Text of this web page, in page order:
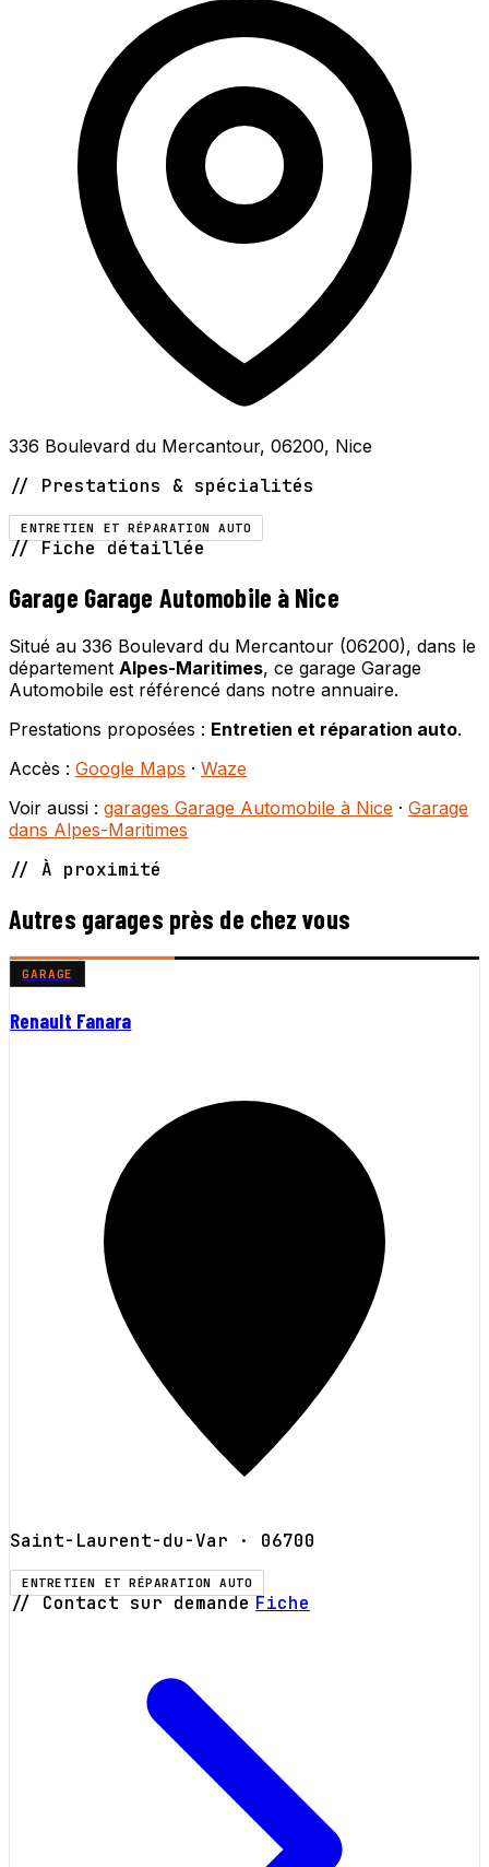
336 Boulevard du Mercantour, 06200, Nice
// Prestations & spécialités
ENTRETIEN ET RÉPARATION AUTO
// Fiche détaillée
Garage Garage Automobile à Nice
Situé au 336 Boulevard du Mercantour (06200), dans le
département Alpes-Maritimes, ce garage Garage
Automobile est référencé dans notre annuaire.
Prestations proposées : Entretien et réparation auto.
Accès : Google Maps · Waze
Voir aussi : garages Garage Automobile à Nice · Garage
dans Alpes-Maritimes
// À proximité
Autres garages près de chez vous
GARAGE
Renault Fanara
Saint-Laurent-du-Var · 06700
ENTRETIEN ET RÉPARATION AUTO
// Contact sur demande Fiche